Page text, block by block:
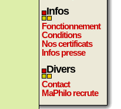
Infos
Fonctionnement
Conditions
Nos certificats
Infos presse
Divers
Contact
MaPhilo recrute